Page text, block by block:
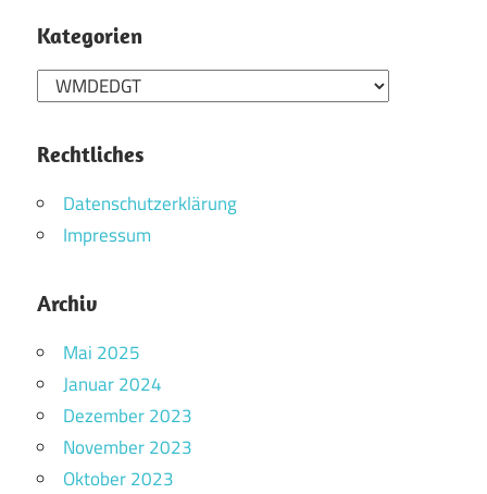
Kategorien
Kategorien
Rechtliches
Datenschutzerklärung
Impressum
Archiv
Mai 2025
Januar 2024
Dezember 2023
November 2023
Oktober 2023